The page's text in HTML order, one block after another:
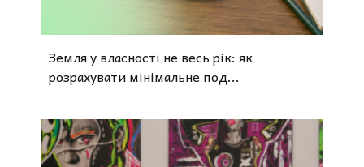
Земля у власності не весь рік: як
розрахувати мінімальне под...